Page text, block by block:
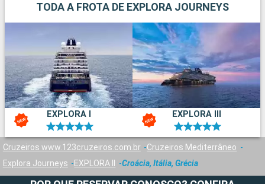
TODA A FROTA DE EXPLORA JOURNEYS
EXPLORA I EXPLORA III
Cruzeiros www.123cruzeiros.com.br
Cruzeiros Mediterrâneo
Explora Journeys
EXPLORA II Croácia, Itália, Grécia